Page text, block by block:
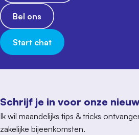
Schrijf je in voor onze
Ik wil maandelijks tips & tricks
zakelijke bijeenkomsten.
Bel ons
Start chat